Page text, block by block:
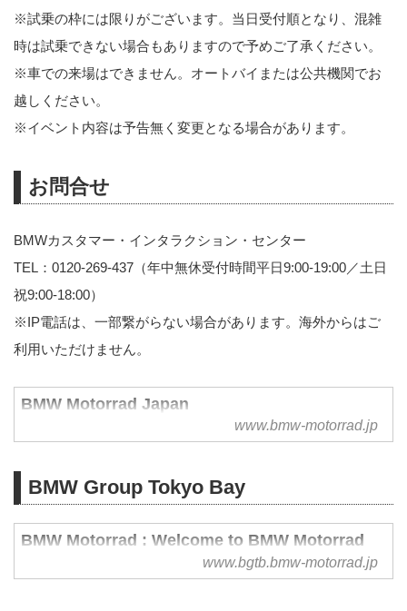
※試乗の枠には限りがございます。当日受付順となり、混雑
時は試乗できない場合もありますので予めご了承ください。
※車での来場はできません。オートバイまたは公共機関でお
越しください。
※イベント内容は予告無く変更となる場合があります。
お問合せ
BMWカスタマー・インタラクション・センター
TEL：0120-269-437（年中無休受付時間平日9:00-19:00／土日
祝9:00-18:00）
※IP電話は、一部繋がらない場合があります。海外からはご
利用いただけません。
BMW Motorrad Japan
www.bmw-motorrad.jp
BMW Group Tokyo Bay
BMW Motorrad : Welcome to BMW Motorrad
www.bgtb.bmw-motorrad.jp